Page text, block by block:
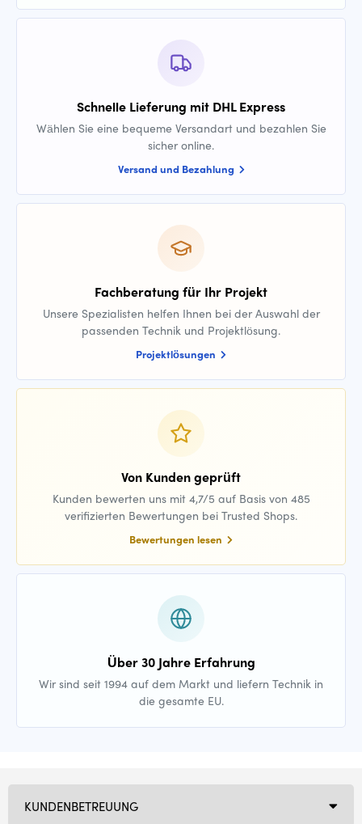
Schnelle Lieferung mit DHL Express
Wählen Sie eine bequeme Versandart und bezahlen Sie
sicher online.
Versand und Bezahlung
Fachberatung für Ihr Projekt
Unsere Spezialisten helfen Ihnen bei der Auswahl der
passenden Technik und Projektlösung.
Projektlösungen
Von Kunden geprüft
Kunden bewerten uns mit 4,7/5 auf Basis von 485
verifizierten Bewertungen bei Trusted Shops.
Bewertungen lesen
Über 30 Jahre Erfahrung
Wir sind seit 1994 auf dem Markt und liefern Technik in
die gesamte EU.
KUNDENBETREUUNG